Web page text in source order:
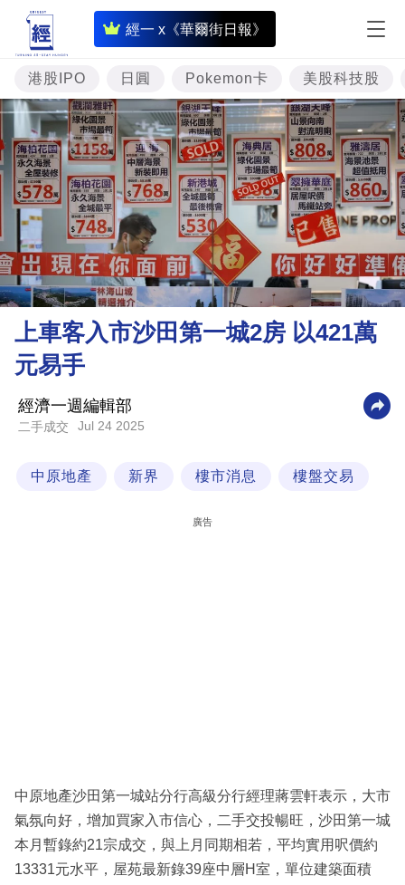
經一 x《華爾街日報》
即
時
財
經
專
題
投
資
樓
市
理
財
業
科
區
港股IPO 日圓 Pokemon卡 美股科技股
上車客入市沙田第一城2房 以421萬
元易手
經濟一週編輯部
二手成交 Jul 24 2025
中原地產 新界 樓市消息 樓盤交易
廣告
中原地產沙田第一城站分行高級分行經理蔣雲軒表示，大市
氣氛向好，增加買家入市信心，二手交投暢旺，沙田第一城
本月暫錄約21宗成交，與上月同期相若，平均實用呎價約
13331元水平，屋苑最新錄39座中層H室，單位建築面積